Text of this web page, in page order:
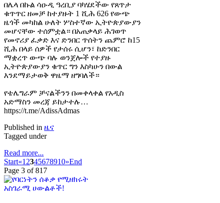
በሌላ በኩል ሳዑዲ ዓረቢያ ባካሄደችው የጸጥታ
ቁጥጥር ዘመቻ ከተያዙት 1 ሺሕ 626 የውጭ
ዜጎች መካከል ሁለት ሦስተኛው ኢትዮጵያውያን
መሆናቸው ተሰምቷል። በአጠቃላይ ሕገወጥ
የመኖሪያ ፈቃድ እና ድንበር ጥሰትን ጨምሮ ከ15
ሺሕ በላይ ሰዎች የታሰሩ ሲሆን፣ ከድንበር
ማቋረጥ ውጭ ባሉ ወንጀሎች የተያዙ
ኢትዮጵያውያን ቁጥር ግን እስካሁን በውል
እንደማይታወቅ ዋዜማ ዘግባለች።
የቴሌግራም ቻናልችንን በመቀላቀል የአዲስ
አድማስን መረጃ ይከታተሉ…
https://t.me/AdissAdmas
Published in ዜና
Tagged under
Read more...
Start«1 2345678910»End
Page 3 of 817